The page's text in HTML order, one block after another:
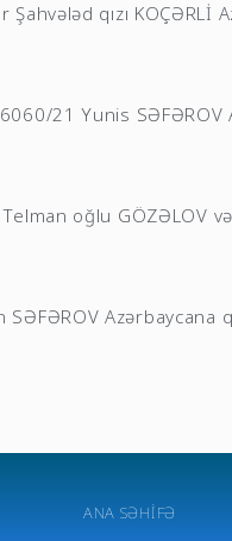
qızı KOÇƏRLİ
21 Yunis SƏFƏROV
oğlu GÖZƏLOV və
Azərbaycana
ANA SƏHIFƏ